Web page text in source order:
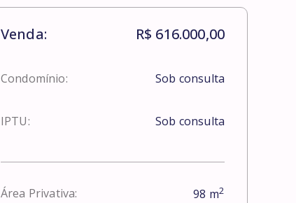
Venda: R$ 616.000,00
Condomínio: Sob consulta
IPTU: Sob consulta
Área Privativa: 98 m2